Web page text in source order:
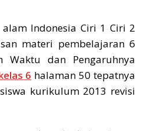
Indonesia Ciri 1 Ciri 2
materi pembelajaran 6
Waktu dan Pengaruhnya
6 halaman 50 tepatnya
kurikulum 2013 revisi